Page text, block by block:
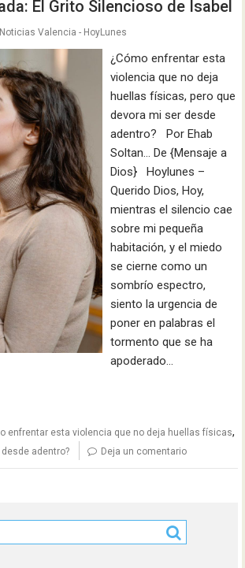
El Grito Silencioso de Isabel
Noticias Valencia - HoyLunes
¿Cómo enfrentar esta
violencia que no deja
huellas físicas, pero que
devora mi ser desde
adentro? Por Ehab
Soltan… De {Mensaje a
Dios} Hoylunes –
Querido Dios, Hoy,
mientras el silencio cae
sobre mi pequeña
habitación, y el miedo
se cierne como un
sombrío espectro,
siento la urgencia de
poner en palabras el
tormento que se ha
apoderado…
enfrentar esta violencia que no deja huellas físicas,
adentro? Deja un comentario